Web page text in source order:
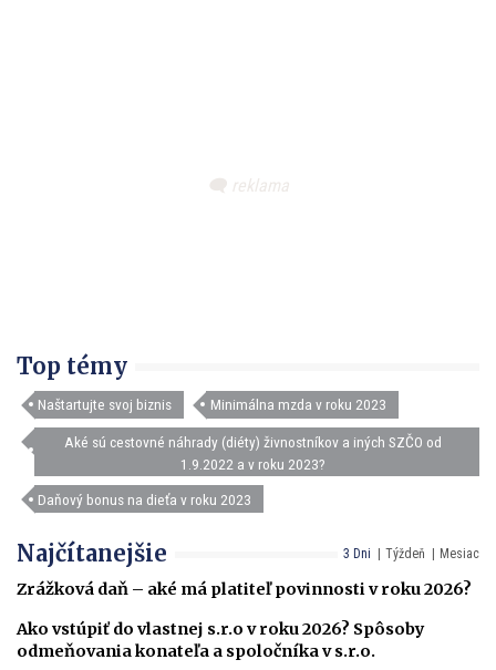
Top témy
Naštartujte svoj biznis Minimálna mzda v roku 2023
Aké sú cestovné náhrady (diéty) živnostníkov a iných SZČO od
1.9.2022 a v roku 2023?
Daňový bonus na dieťa v roku 2023
3 Dni Týždeň Mesiac
Najčítanejšie
Zrážková daň – aké má platiteľ povinnosti v roku 2026?
Ako vstúpiť do vlastnej s.r.o v roku 2026? Spôsoby
odmeňovania konateľa a spoločníka v s.r.o.